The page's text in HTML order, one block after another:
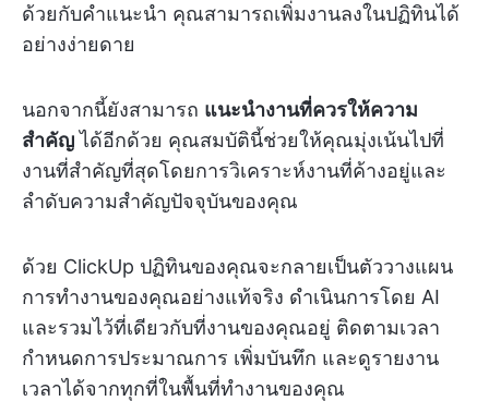
ด้วยกับคำแนะนำ คุณสามารถเพิ่มงานลงในปฏิทินได้
อย่างง่ายดาย
นอกจากนี้ยังสามารถ แนะนำงานที่ควรให้ความ
สำคัญได้อีกด้วย คุณสมบัตินี้ช่วยให้คุณมุ่งเน้นไปที่
งานที่สำคัญที่สุดโดยการวิเคราะห์งานที่ค้างอยู่และ
ลำดับความสำคัญปัจจุบันของคุณ
ด้วย ClickUp ปฏิทินของคุณจะกลายเป็นตัววางแผน
การทำงานของคุณอย่างแท้จริง ดำเนินการโดย AI
และรวมไว้ที่เดียวกับที่งานของคุณอยู่ ติดตามเวลา
กำหนดการประมาณการ เพิ่มบันทึก และดูรายงาน
เวลาได้จากทุกที่ในพื้นที่ทำงานของคุณ